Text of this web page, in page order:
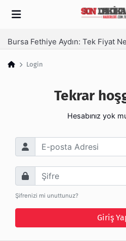
Login
Tekrar
Hesabınız yok
E-posta Adresi
Şifre
Şifrenizi mi unuttunuz?
Giriş